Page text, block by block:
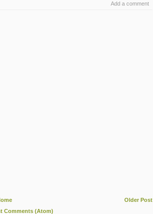
Add a comment
Older Post
Comments (Atom)